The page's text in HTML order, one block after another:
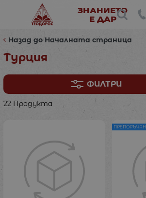
ЗНАНИЕТО
Е ДАР
Назад до Началната страница
Турция
ФИЛТРИ
22 Продукта
ПРЕПОРЪЧАН